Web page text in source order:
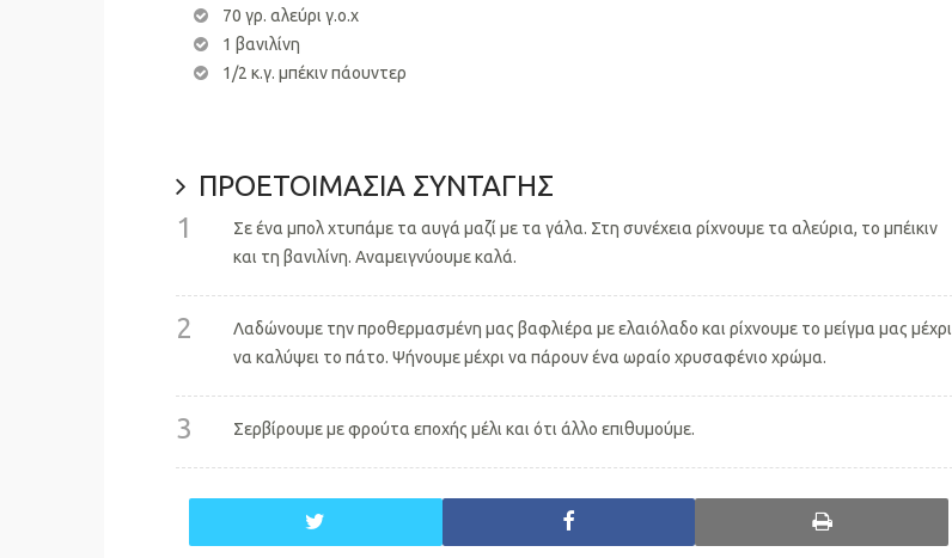
70 γρ. αλεύρι γ.ο.χ
1 βανιλίνη
1/2 κ.γ. μπέκιν πάουντερ
ΠΡΟΕΤΟΙΜΑΣΙΑ ΣΥΝΤΑΓΗΣ
1
Σε ένα μπολ χτυπάμε τα αυγά μαζί με τα γάλα. Στη συνέχεια ρίχνουμε τα αλεύρια, το μπέικιν
και τη βανιλίνη. Αναμειγνύουμε καλά.
2
Λαδώνουμε την προθερμασμένη μας βαφλιέρα με ελαιόλαδο και ρίχνουμε το μείγμα μας μέχρι
να καλύψει το πάτο. Ψήνουμε μέχρι να πάρουν ένα ωραίο χρυσαφένιο χρώμα.
3 Σερβίρουμε με φρούτα εποχής μέλι και ότι άλλο επιθυμούμε.
facebook print